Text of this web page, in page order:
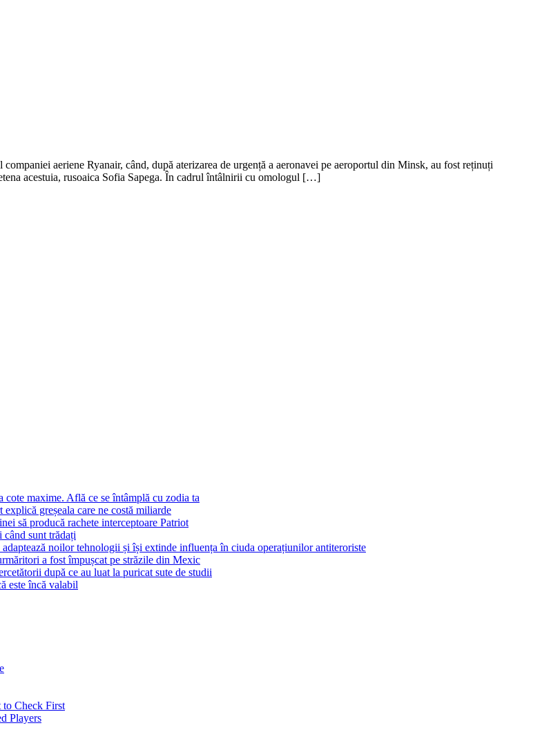
aeriene Ryanair, când, după aterizarea de urgență a aeronavei pe aeroportul din Minsk, au fost reținuți
acestuia, rusoaica Sofia Sapega. În cadrul întâlnirii cu omologul […]
maxime. Află ce se întâmplă cu zodia ta
greșeala care ne costă miliarde
să producă rachete interceptoare Patriot
sunt trădați
noilor tehnologii și își extinde influența în ciuda operațiunilor antiteroriste
a fost împușcat pe străzile din Mexic
după ce au luat la puricat sute de studii
este încă valabil
to Check First
Players